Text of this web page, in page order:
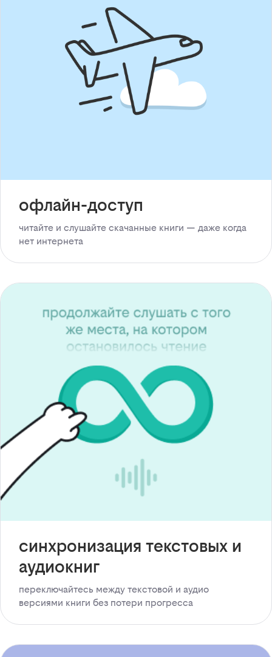
офлайн-доступ
читайте и слушайте скачанные книги — даже когда
нет интернета
синхронизация текстовых и
аудиокниг
переключайтесь между текстовой и аудио
версиями книги без потери прогресса